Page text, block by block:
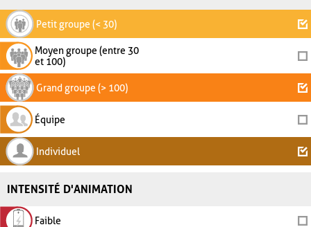
Petit groupe (< 30)
Moyen groupe (entre 30
et 100)
Grand groupe (> 100)
Équipe
Individuel
INTENSITÉ D'ANIMATION
Faible